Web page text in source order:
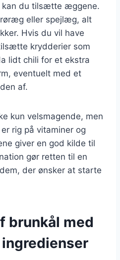
kan du tilsætte æggene.
eller spejlæg, alt
Hvis du vil have
krydderier som
lidt chili for et ekstra
eventuelt med et
af.
kun velsmagende, men
rig på vitaminer og
giver en god kilde til
gør retten til en
der ønsker at starte
brunkål med